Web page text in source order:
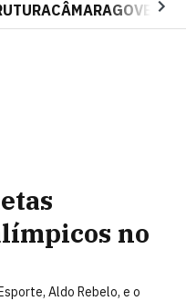
CÂMARAGOVERNO
no
Aldo Rebelo, e o